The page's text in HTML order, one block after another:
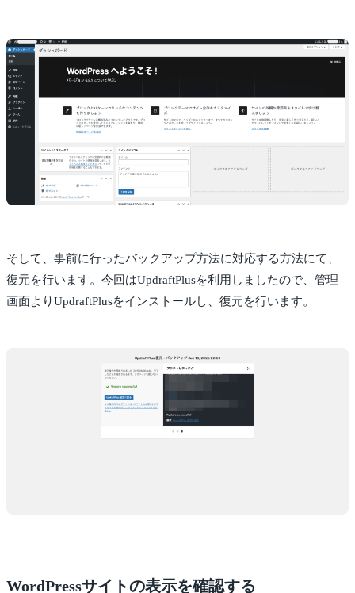
そして、事前に行ったバックアップ方法に対応する方法にて、
復元を行います。今回はUpdraftPlusを利用しましたので、管理
画面よりUpdraftPlusをインストールし、復元を行います。
WordPressサイトの表示を確認する